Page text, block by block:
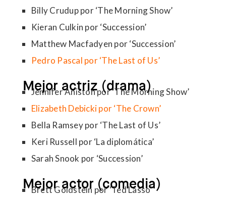
Billy Crudup por ‘The Morning Show’
Kieran Culkin por ‘Succession’
Matthew Macfadyen por ‘Succession’
Pedro Pascal por ‘The Last of Us’
Mejor actriz (drama)
Jennifer Aniston por ‘The Morning Show’
Elizabeth Debicki por ‘The Crown’
Bella Ramsey por ‘The Last of Us’
Keri Russell por ‘La diplomática’
Sarah Snook por ‘Succession’
Mejor actor (comedia)
Brett Goldstein por ‘Ted Lasso’